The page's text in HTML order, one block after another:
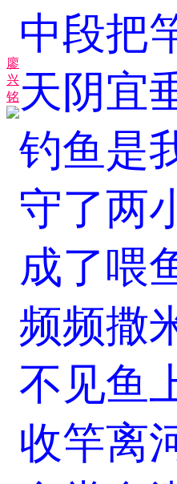
廖
兴
铭
中段把
天阴宜
钓鱼是
守了两
成了喂
频频撒
不见鱼
收竿离